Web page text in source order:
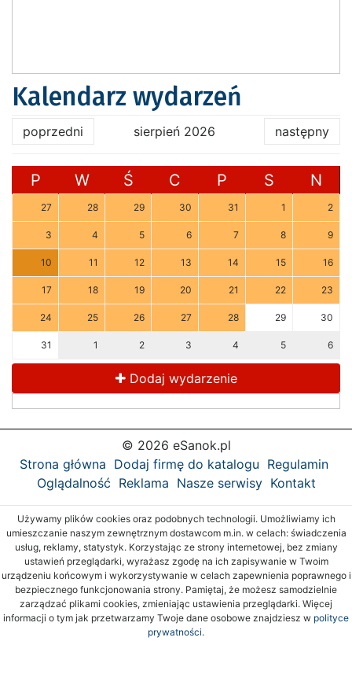
Kalendarz wydarzeń
poprzedni sierpień 2026 następny
P W Ś C P S N
27 28 29 30 31 1 2
3 4 5 6 7 8 9
10 11 12 13 14 15 16
17 18 19 20 21 22 23
24 25 26 27 28 29 30
31 1 2 3 4 5 6
Dodaj wydarzenie
© 2026 eSanok.pl
Strona główna Dodaj firmę do katalogu Regulamin
Oglądalność Reklama Nasze serwisy Kontakt
Używamy plików cookies oraz podobnych technologii. Umożliwiamy ich
umieszczanie naszym zewnętrznym dostawcom m.in. w celach: świadczenia
usług, reklamy, statystyk. Korzystając ze strony internetowej, bez zmiany
ustawień przeglądarki, wyrażasz zgodę na ich zapisywanie w Twoim
urządzeniu końcowym i wykorzystywanie w celach zapewnienia poprawnego i
bezpiecznego funkcjonowania strony. Pamiętaj, że możesz samodzielnie
zarządzać plikami cookies, zmieniając ustawienia przeglądarki. Więcej
informacji o tym jak przetwarzamy Twoje dane osobowe znajdziesz w polityce
prywatności.